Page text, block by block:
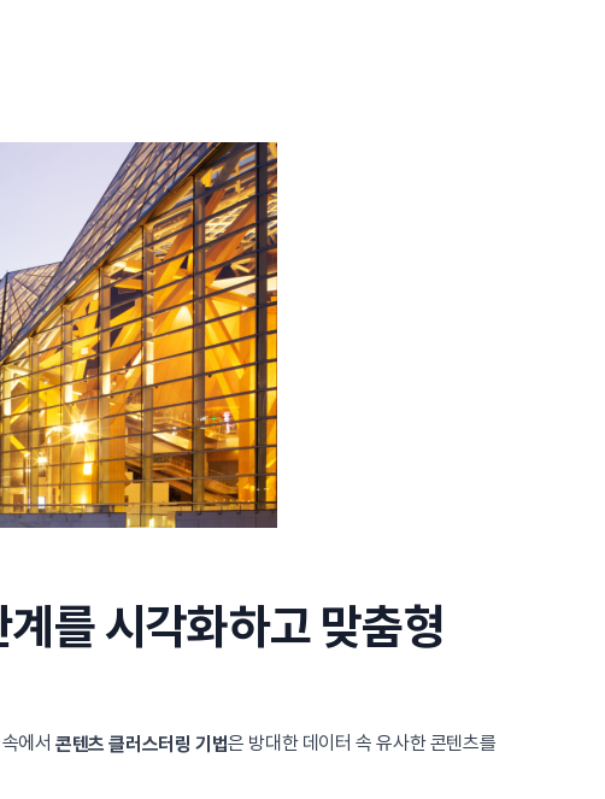
를 시각화하고 맞춤형
에서 콘텐츠 클러스터링 기법은 방대한 데이터 속 유사한 콘텐츠를